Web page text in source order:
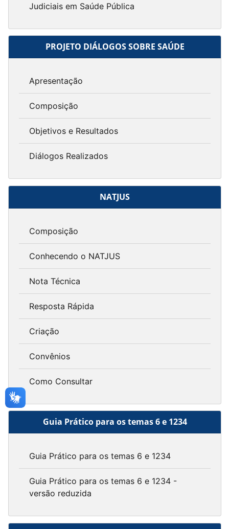
Judiciais em Saúde Pública
PROJETO DIÁLOGOS SOBRE SAÚDE
Apresentação
Composição
Objetivos e Resultados
Diálogos Realizados
NATJUS
Composição
Conhecendo o NATJUS
Nota Técnica
Resposta Rápida
Criação
Convênios
Como Consultar
Guia Prático para os temas 6 e 1234
Guia Prático para os temas 6 e 1234
Guia Prático para os temas 6 e 1234 -
versão reduzida